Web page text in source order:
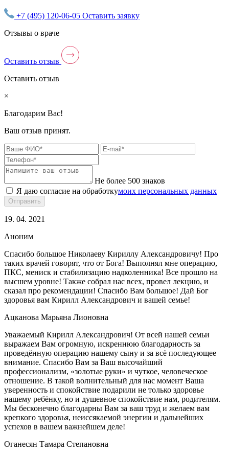
+7 (495) 120-06-05 Оставить заявку
Отзывы о враче
Оставить отзыв
Оставить отзыв
×
Благодарим Вас!
Ваш отзыв принят.
Не более 500 знаков
Я даю согласие на обработкумоих персональных данных
Отправить
19. 04. 2021
Аноним
Спасибо большое Николаеву Кириллу Александровичу! Про
таких врачей говорят, что от Бога! Выполнял мне операцию,
ПКС, мениск и стабилизацию надколенника! Все прошло на
высшем уровне! Также собрал нас всех, провел лекцию, и
сказал про рекомендации! Спасибо Вам большое! Дай Бог
здоровья вам Кирилл Александрович и вашей семье!
Ацканова Марьяна Лионовна
Уважаемый Кирилл Александрович! От всей нашей семьи
выражаем Вам огромную, искреннюю благодарность за
проведённую операцию нашему сыну и за всё последующее
внимание. Спасибо Вам за Ваш высочайший
профессионализм, «золотые руки» и чуткое, человеческое
отношение. В такой волнительный для нас момент Ваша
уверенность и спокойствие подарили не только здоровье
нашему ребёнку, но и душевное спокойствие нам, родителям.
Мы бесконечно благодарны Вам за ваш труд и желаем вам
крепкого здоровья, неиссякаемой энергии и дальнейших
успехов в вашем важнейшем деле!
Оганесян Тамара Степановна